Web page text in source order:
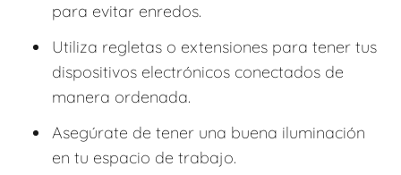
para evitar enredos.
Utiliza regletas o extensiones para tener tus
dispositivos electrónicos conectados de
manera ordenada.
Asegúrate de tener una buena iluminación
en tu espacio de trabajo.